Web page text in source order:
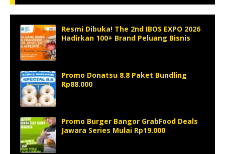
Resmi Dibuka! The 2nd IBOS EXPO 2026
Hadirkan 100+ Brand Peluang Bisnis
Promo Donatsu 8.8 Paket Bundling
Rp88.000
Promo Burger Bangor GrabFood Deals
Jawara Series Mulai Rp19.000